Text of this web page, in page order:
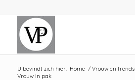
U bevindt zich hier: Home / Vrouw en trends
Vrouw in pak